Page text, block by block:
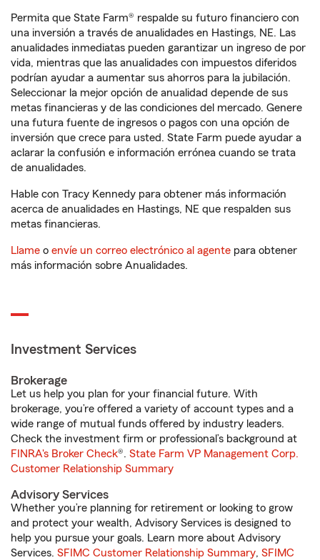
Permita que State Farm® respalde su futuro financiero con
una inversión a través de anualidades en Hastings, NE. Las
anualidades inmediatas pueden garantizar un ingreso de por
vida, mientras que las anualidades con impuestos diferidos
podrían ayudar a aumentar sus ahorros para la jubilación.
Seleccionar la mejor opción de anualidad depende de sus
metas financieras y de las condiciones del mercado. Genere
una futura fuente de ingresos o pagos con una opción de
inversión que crece para usted. State Farm puede ayudar a
aclarar la confusión e información errónea cuando se trata
de anualidades.
Hable con Tracy Kennedy para obtener más información
acerca de anualidades en Hastings, NE que respalden sus
metas financieras.
Llame o envíe un correo electrónico al agente para obtener
más información sobre Anualidades.
Investment Services
Brokerage
Let us help you plan for your financial future. With
brokerage, you’re offered a variety of account types and a
wide range of mutual funds offered by industry leaders.
Check the investment firm or professional’s background at
FINRA's Broker Check®. State Farm VP Management Corp.
Customer Relationship Summary
Advisory Services
Whether you’re planning for retirement or looking to grow
and protect your wealth, Advisory Services is designed to
help you pursue your goals. Learn more about Advisory
Services. SFIMC Customer Relationship Summary, SFIMC